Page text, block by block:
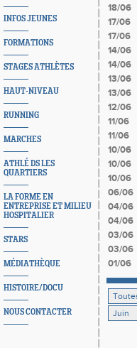
INFOS JEUNES
FORMATIONS
STAGES ATHLÈTES
HAUT-NIVEAU
RUNNING
MARCHES
ATHLÉ DS LES
QUARTIERS
LA FORME EN
ENTREPRISE ET MILIEU
HOSPITALIER
STARS
MÉDIATHÈQUE
HISTOIRE/DOCU
NOUS CONTACTER
18/06
17/06
17/06
14/06
14/06
13/06
13/06
12/06
11/06
11/06
10/06
10/06
10/06
06/06
04/06
04/06
03/06
03/06
01/06